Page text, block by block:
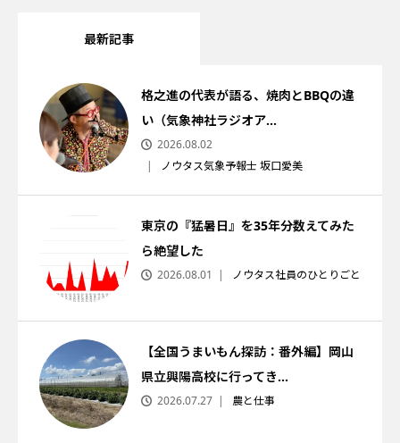
最新記事
格之進の代表が語る、焼肉とBBQの違
い（気象神社ラジオア...
2026.08.02
ノウタス気象予報士 坂口愛美
東京の『猛暑日』を35年分数えてみた
ら絶望した
2026.08.01 ノウタス社員のひとりごと
【全国うまいもん探訪：番外編】岡山
県立興陽高校に行ってき...
2026.07.27 農と仕事